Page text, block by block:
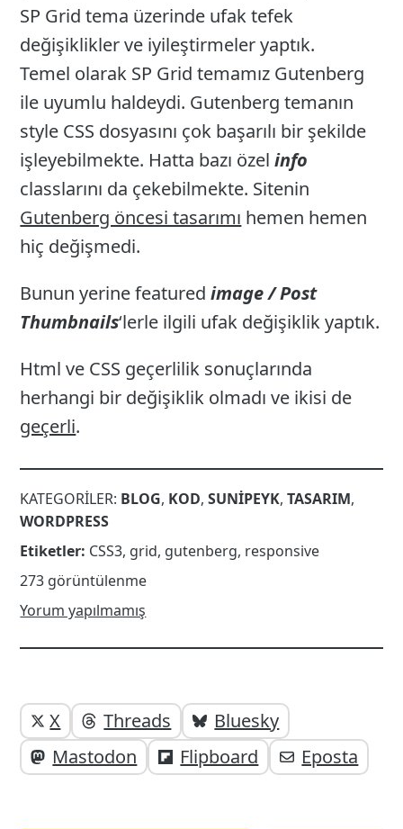
SP Grid tema üzerinde ufak tefek
değişiklikler ve iyileştirmeler yaptık.
Temel olarak SP Grid temamız Gutenberg
ile uyumlu haldeydi. Gutenberg temanın
style CSS dosyasını çok başarılı bir şekilde
işleyebilmekte. Hatta bazı özelinfo
classlarını da çekebilmekte. Sitenin
Gutenberg öncesi tasarımı hemen hemen
hiç değişmedi.
Bunun yerine featuredimage / Post
Thumbnails‘lerle ilgili ufak değişiklik yaptık.
Html ve CSS geçerlilik sonuçlarında
herhangi bir değişiklik olmadı ve ikisi de
geçerli.
KATEGORILER: BLOG, KOD,SUNIPEYK,TASARIM,
WORDPRESS
Etiketler: CSS3, grid, gutenberg, responsive
273 görüntülenme
Yorum yapılmamış
Yazı
altı
elemanları
Yazıyı
paylaşabilirsiniz;
X Threads
Bluesky
Mastodon
Flipboard Eposta